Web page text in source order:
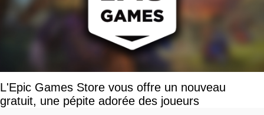
L'Epic Games Store vous offre un nouveau
gratuit, une pépite adorée des joueurs